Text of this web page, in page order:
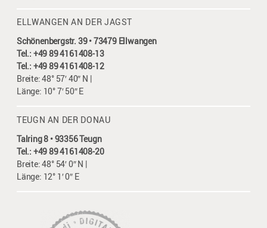
ELLWANGEN AN DER JAGST
Schönenbergstr. 39 • 73479 Ellwangen
Tel.: +49 89 4161408-13
Tel.: +49 89 4161408-12
Breite: 48° 57′ 40″ N |
Länge: 10° 7′ 50″ E
TEUGN AN DER DONAU
Talring 8 • 93356 Teugn
Tel.: +49 89 4161408-20
Breite: 48° 54′ 0″ N |
Länge: 12° 1′ 0″ E